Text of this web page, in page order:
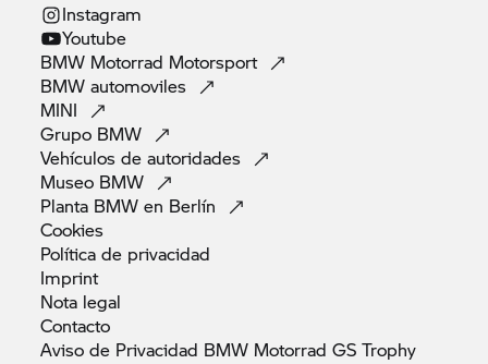
Instagram
Youtube
BMW Motorrad Motorsport
BMWautomoviles
MINI
Grupo BMW
Vehículos deautoridades
Museo BMW
Planta BMW en Berlín
Cookies
Política de privacidad
Imprint
Nota legal
Contacto
Aviso de Privacidad BMW Motorrad GSTrophy